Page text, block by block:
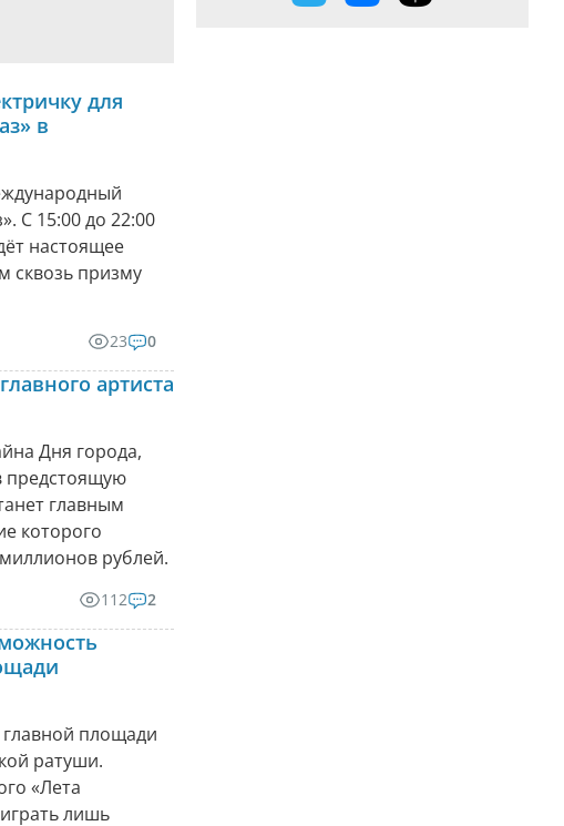
для
в
С 15:00 до 22:00
настоящее
сквозь призму
23 0
артиста
Дня города,
предстоящую
главным
которого
рублей.
112 2
площади
ратуши.
«Лета
лишь